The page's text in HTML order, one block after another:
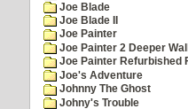
Joe Blade
Joe Blade II
Joe Painter
Joe Painter 2 Deeper
Joe Painter Refurbished
Joe's Adventure
Johnny The Ghost
Johny's Trouble